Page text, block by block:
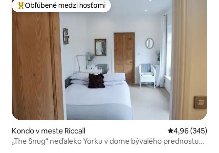
Najobľúbenejšie medzi hosťami
Obľúbené medzi hosťami
Kondo v meste Riccall Priemerné
4,96 (345)
„The Snug“ neďaleko Yorku v dome bývalého prednostu